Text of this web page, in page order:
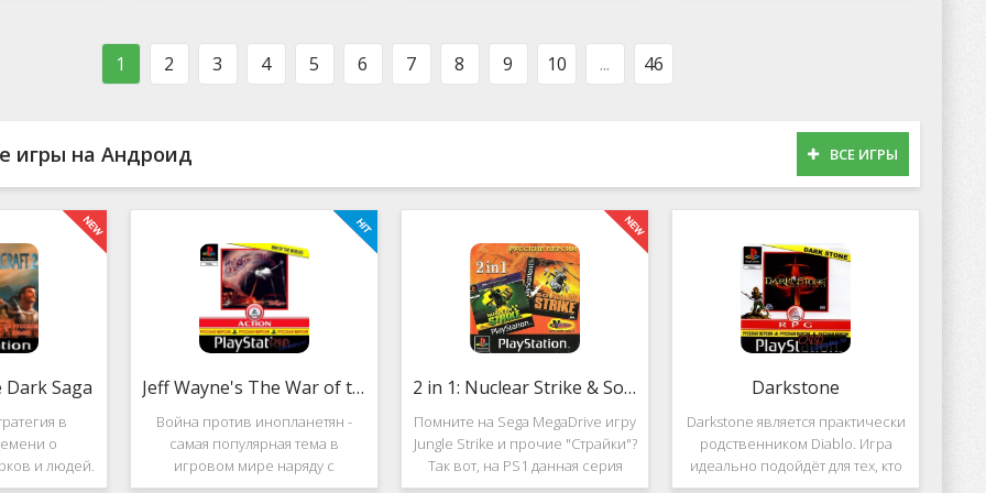
танцевальная музыка,
персонажами в
1 2 3 4 5 6 7 8 9 10 ... 46
игры на Андроид ВСЕ ИГРЫ
Saga
в
о
и людей.
Saga
Jeff Wayne's The War of the Worlds
Война против инопланетян -
самая популярная тема в
игровом мире наряду с
войнами против террористов и
2 in 1: Nuclear Strike & Soviet Strike
Помните на Sega MegaDrive игру
Jungle Strike и прочие "Страйки"?
Так вот, на PS1 данная серия
продолжила своё
Darkstone
Darkstone является практически
родственником Diablo. Игра
идеально подойдёт для тех, кто
ищет альтернативу последнему.